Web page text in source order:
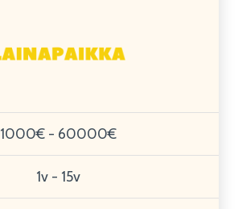
1000€ - 60000€
1v - 15v